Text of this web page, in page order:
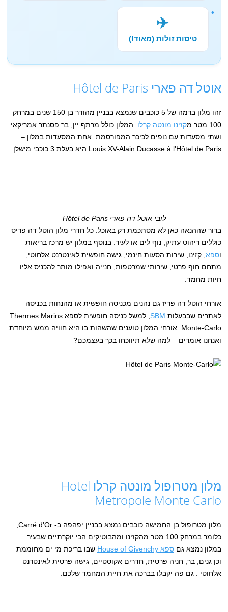
✈️
טיסות זולות (מאוד!)
אוטל דה פארי Hôtel de Paris
זהו מלון ברמה של 5 כוכבים שנמצא בבניין מהודר בן 150 שנים במרחק
100 מטר מ
קזינו מונטה קרלו . המלון כולל מרתף יין, בר פסנתר אמריקאי
ושתי מסעדות עם נופים לכיכר המפורסמת. אחת המסעדות במלון –
Louis XV-Alain Ducasse à l'Hôtel de Paris היא בעלת 3 כוכבי מישלן.
לובי אוטל דה פארי Hôtel de Paris
ברור שההנאה כאן לא מסתכמת רק באוכל. כל חדרי מלון הוטל דה פריס
כוללים ריהוט עתיק, נוף לים או לעיר. בנוסף במלון יש מרכז בריאות
וספא , קזינו, שירות הסעות חינמי, גישה חופשית לאינטרנט אלחוטי,
מתחם חוף פרטי, שירותי שמרטפות, חנייה ואפילו מותר להכניס אליו
חיות מחמד.
אורחי הוטל דה פריז גם נהנים מכניסה חופשית או מהנחות בכניסה
לאתרים שבבעלות SBM
, למשל כניסה חופשית לספא Thermes Marins
Monte-Carlo. אורחי המלון טוענים שהשהות בו היא חוויה ממש מיוחדת
ואנחנו אומרים – למה שלא תיווכחו בכך בעצמכם?
מלון מטרופול מונטה קרלו Hotel
Metropole Monte Carlo
כלומר במרחק 100 מטר מהקזינו ומהבוטיקים הכי יוקרתיים שבעיר.
במלון נמצא גםספא House of Givenchy
שבו בריכת מי ים מחוממת
וכן גנים, בר, חניה פרטית, חדרים אקוסטיים, גישה פרטית לאינטרנט
אלחוטי . גם פה יקבלו בברכה את חיית המחמד שלכם.